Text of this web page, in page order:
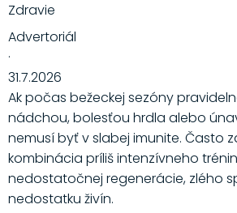
Ak počas bežeckej sezóny
nádchou, bolesťou hrdla alebo
nemusí byť v slabej imunite. Často
kombinácia príliš intenzívneho
nedostatočnej regenerácie, zlého
nedostatku živín.
Zdravie
Advertoriál
·
31.7.2026